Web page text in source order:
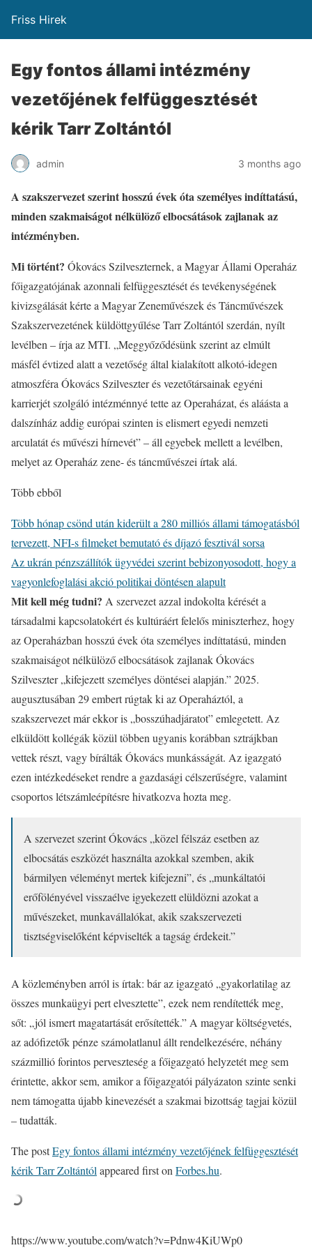
Friss Hirek
Egy fontos állami intézmény
vezetőjének felfüggesztését
kérik Tarr Zoltántól
admin 3 months ago
A szakszervezet szerint hosszú évek óta személyes indíttatású,
minden szakmaiságot nélkülöző elbocsátások zajlanak az
intézményben.
Mi történt? Ókovács Szilveszternek, a Magyar Állami Operaház
főigazgatójának azonnali felfüggesztését és tevékenységének
kivizsgálását kérte a Magyar Zeneművészek és Táncművészek
Szakszervezetének küldöttgyűlése Tarr Zoltántól szerdán, nyílt
levélben – írja az MTI. „Meggyőződésünk szerint az elmúlt
másfél évtized alatt a vezetőség által kialakított alkotó-idegen
atmoszféra Ókovács Szilveszter és vezetőtársainak egyéni
karrierjét szolgáló intézménnyé tette az Operaházat, és aláásta a
dalszínház addig európai szinten is elismert egyedi nemzeti
arculatát és művészi hírnevét” – áll egyebek mellett a levélben,
melyet az Operaház zene- és táncművészei írtak alá.
Több ebből
Több hónap csönd után kiderült a 280 milliós állami támogatásból
tervezett, NFI-s filmeket bemutató és díjazó fesztivál sorsa
Az ukrán pénzszállítók ügyvédei szerint bebizonyosodott, hogy a
vagyonlefoglalási akció politikai döntésen alapult
Mit kell még tudni? A szervezet azzal indokolta kérését a
társadalmi kapcsolatokért és kultúráért felelős miniszterhez, hogy
az Operaházban hosszú évek óta személyes indíttatású, minden
szakmaiságot nélkülöző elbocsátások zajlanak Ókovács
Szilveszter „kifejezett személyes döntései alapján.” 2025.
augusztusában 29 embert rúgtak ki az Operaháztól, a
szakszervezet már ekkor is „bosszúhadjáratot” emlegetett. Az
elküldött kollégák közül többen ugyanis korábban sztrájkban
vettek részt, vagy bírálták Ókovács munkásságát. Az igazgató
ezen intézkedéseket rendre a gazdasági célszerűségre, valamint
csoportos létszámleépítésre hivatkozva hozta meg.
A szervezet szerint Ókovács „közel félszáz esetben az
elbocsátás eszközét használta azokkal szemben, akik
bármilyen véleményt mertek kifejezni”, és „munkáltatói
erőfölényével visszaélve igyekezett elüldözni azokat a
művészeket, munkavállalókat, akik szakszervezeti
tisztségviselőként képviselték a tagság érdekeit.”
A közleményben arról is írtak: bár az igazgató „gyakorlatilag az
összes munkaügyi pert elvesztette”, ezek nem rendítették meg,
sőt: „jól ismert magatartását erősítették.” A magyar költségvetés,
az adófizetők pénze számolatlanul állt rendelkezésére, néhány
százmillió forintos perveszteség a főigazgató helyzetét meg sem
érintette, akkor sem, amikor a főigazgatói pályázaton szinte senki
nem támogatta újabb kinevezését a szakmai bizottság tagjai közül
– tudatták.
The postEgy fontos állami intézmény vezetőjének felfüggesztését
kérik Tarr Zoltántól appeared first on Forbes.hu.
https://www.youtube.com/watch?v=Pdnw4KiUWp0